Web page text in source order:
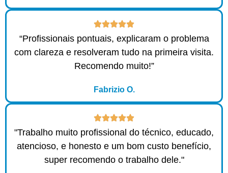
“Profissionais pontuais, explicaram o problema
com clareza e resolveram tudo na primeira visita.
Recomendo muito!”
Fabrizio O.
"Trabalho muito profissional do técnico, educado,
atencioso, e honesto e um bom custo benefício,
super recomendo o trabalho dele."